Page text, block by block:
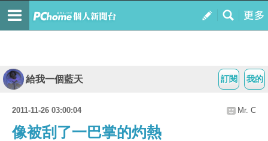
我的
訂閱
給我一個藍天
2011-11-26 03:00:04 Mr. C
像被刮了一巴掌的灼熱